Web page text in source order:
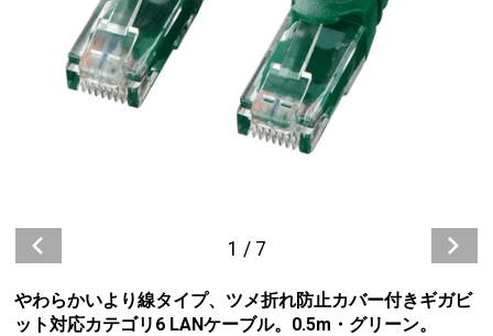
1 / 7
やわらかいより線タイプ、ツメ折れ防止カバー付きギガビ
ット対応カテゴリ6 LANケーブル。0.5m・グリーン。